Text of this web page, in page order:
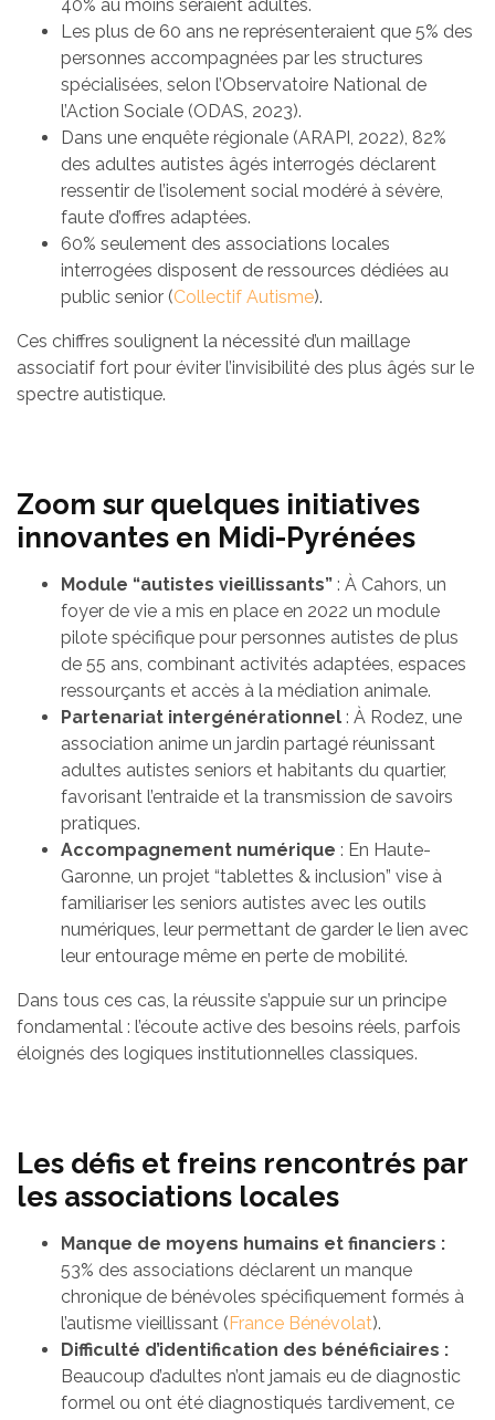
40% au moins seraient adultes.
Les plus de 60 ans ne représenteraient que 5% des
personnes accompagnées par les structures
spécialisées, selon l’Observatoire National de
l’Action Sociale (ODAS, 2023).
Dans une enquête régionale (ARAPI, 2022), 82%
des adultes autistes âgés interrogés déclarent
ressentir de l’isolement social modéré à sévère,
faute d’offres adaptées.
60% seulement des associations locales
interrogées disposent de ressources dédiées au
public senior (Collectif Autisme).
Ces chiffres soulignent la nécessité d’un maillage
associatif fort pour éviter l’invisibilité des plus âgés sur le
spectre autistique.
Zoom sur quelques initiatives
innovantes en Midi-Pyrénées
Module “autistes vieillissants” : À Cahors, un
foyer de vie a mis en place en 2022 un module
pilote spécifique pour personnes autistes de plus
de 55 ans, combinant activités adaptées, espaces
ressourçants et accès à la médiation animale.
Partenariat intergénérationnel : À Rodez, une
association anime un jardin partagé réunissant
adultes autistes seniors et habitants du quartier,
favorisant l’entraide et la transmission de savoirs
pratiques.
Accompagnement numérique : En Haute-
Garonne, un projet “tablettes & inclusion” vise à
familiariser les seniors autistes avec les outils
numériques, leur permettant de garder le lien avec
leur entourage même en perte de mobilité.
Dans tous ces cas, la réussite s’appuie sur un principe
fondamental : l’écoute active des besoins réels, parfois
éloignés des logiques institutionnelles classiques.
Les défis et freins rencontrés par
les associations locales
Manque de moyens humains et financiers :
53% des associations déclarent un manque
chronique de bénévoles spécifiquement formés à
l’autisme vieillissant (France Bénévolat).
Difficulté d’identification des bénéficiaires :
Beaucoup d’adultes n’ont jamais eu de diagnostic
formel ou ont été diagnostiqués tardivement, ce